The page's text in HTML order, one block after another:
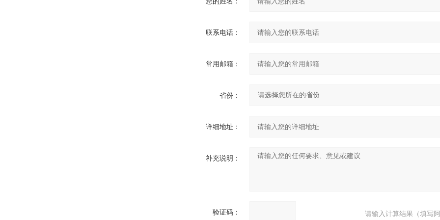
联系电话：
常用邮箱：
省份：
详细地址：
补充说明：
验证码： 请输入计算结果（填写